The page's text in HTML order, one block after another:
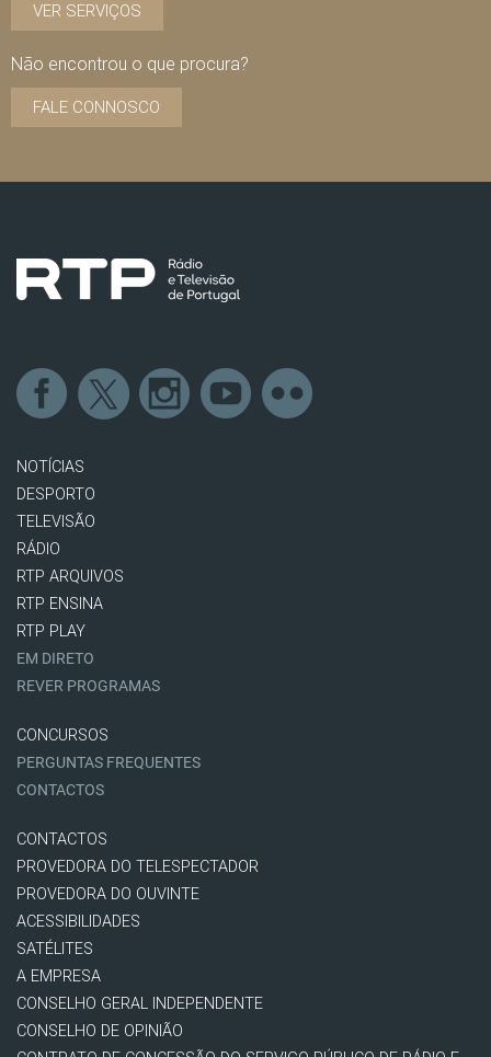
VER SERVIÇOS
Não encontrou o que procura?
FALE CONNOSCO
NOTÍCIAS
DESPORTO
TELEVISÃO
RÁDIO
RTP ARQUIVOS
RTP ENSINA
RTP PLAY
EM DIRETO
REVER PROGRAMAS
CONCURSOS
PERGUNTAS FREQUENTES
CONTACTOS
CONTACTOS
PROVEDORA DO TELESPECTADOR
PROVEDORA DO OUVINTE
ACESSIBILIDADES
SATÉLITES
A EMPRESA
CONSELHO GERAL INDEPENDENTE
CONSELHO DE OPINIÃO